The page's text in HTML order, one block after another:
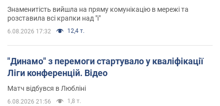
Знаменитість вийшла на пряму комунікацію в мережі та
розставила всі крапки над "і"
6.08.2026 17:32 12,4 т.
"Динамо" з перемоги стартувало у кваліфікації
Ліги конференцій. Відео
Матч відбувся в Любліні
6.08.2026 21:56 1,8 т.